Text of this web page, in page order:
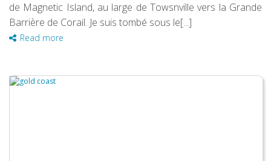
de Magnetic Island, au large de Towsnville vers la Grande
Barrière de Corail. Je suis tombé sous le[...]
Read more